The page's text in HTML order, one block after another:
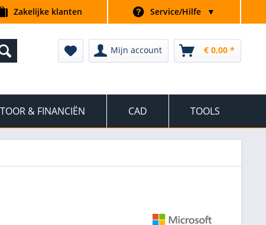
Zakelijke klanten Service/Hilfe ▼
Mijn account € 0,00 *
& FINANCIËN CAD TOOLS